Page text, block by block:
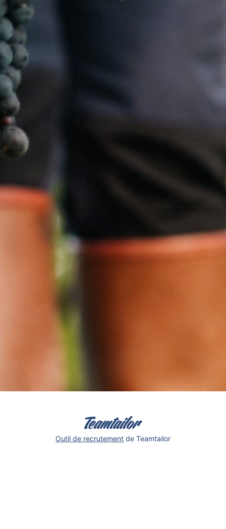
Portraits de nos vignerons
Nos engagements
Données et confidentialité
Gérer les cookies
Outil de recrutement de Teamtailor